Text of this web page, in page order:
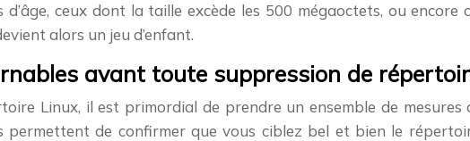
ceux dont la taille excède les 500 mégaoctets, ou
alors un jeu d’enfant.
avant toute suppression de
Linux, il est primordial de prendre un ensemble de
permettent de confirmer que vous ciblez bel et bien le